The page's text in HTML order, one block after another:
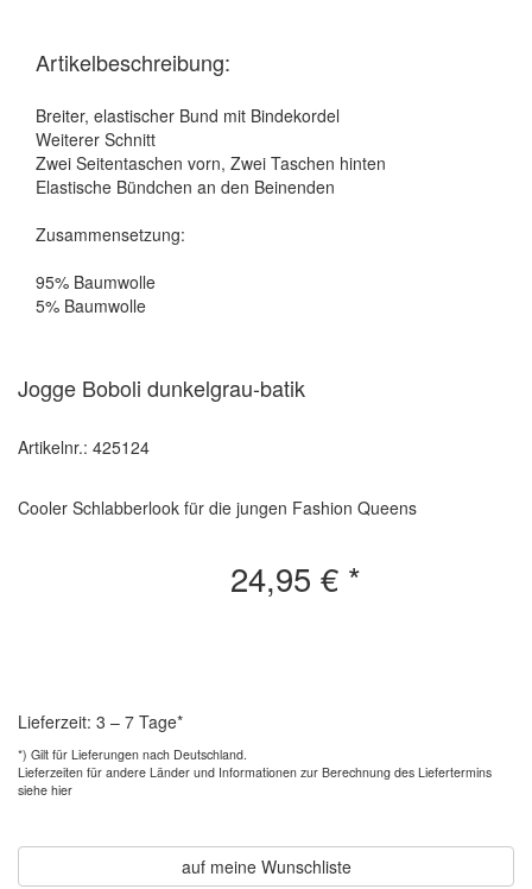
Artikelbeschreibung:
Breiter, elastischer Bund mit Bindekordel
Weiterer Schnitt
Zwei Seitentaschen vorn, Zwei Taschen hinten
Elastische Bündchen an den Beinenden
Zusammensetzung:
95% Baumwolle
5% Baumwolle
Jogge Boboli dunkelgrau-batik
Artikelnr.: 425124
Cooler Schlabberlook für die jungen Fashion Queens
24,95 € *
Lieferzeit: 3 – 7 Tage*
*) Gilt für Lieferungen nach Deutschland.
Lieferzeiten für andere Länder und Informationen zur Berechnung des Liefertermins
siehe hier
auf meine Wunschliste